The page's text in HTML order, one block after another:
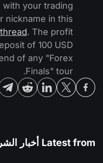
with your trading
nickname in this
. The profit
of 100 USD
of any "Forex
Finals" tour.
Latest from أخبار